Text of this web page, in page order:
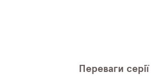
Переваги серії